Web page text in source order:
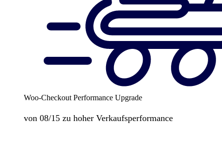
Woo-Checkout Performance Upgrade
von 08/15 zu hoher Verkaufsperformance